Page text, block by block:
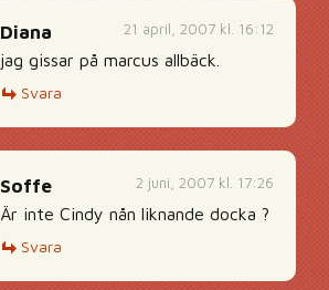
21 april, 2007 kl. 16:12
Diana
jag gissar på marcus allbäck.
Svara
2 juni, 2007 kl. 17:26
Soffe
Är inte Cindy nån liknande docka ?
Svara